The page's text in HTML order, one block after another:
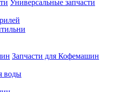
Универсальные запчасти
Запчасти для Кофемашин
воды